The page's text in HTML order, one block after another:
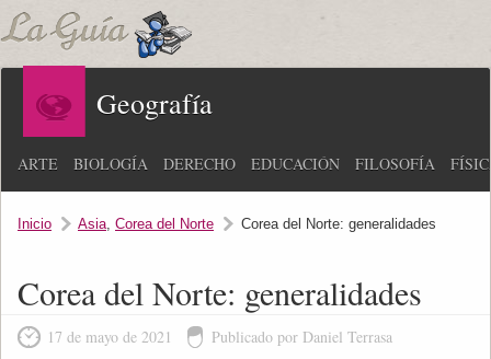
Geografía
ARTE BIOLOGÍA DERECHO EDUCACIÓN FILOSOFÍA
Inicio Asia, Corea del Norte Corea del Norte: generalidades
Corea del Norte: generalidades
17 de mayo de 2021 Publicado por Daniel Terrasa